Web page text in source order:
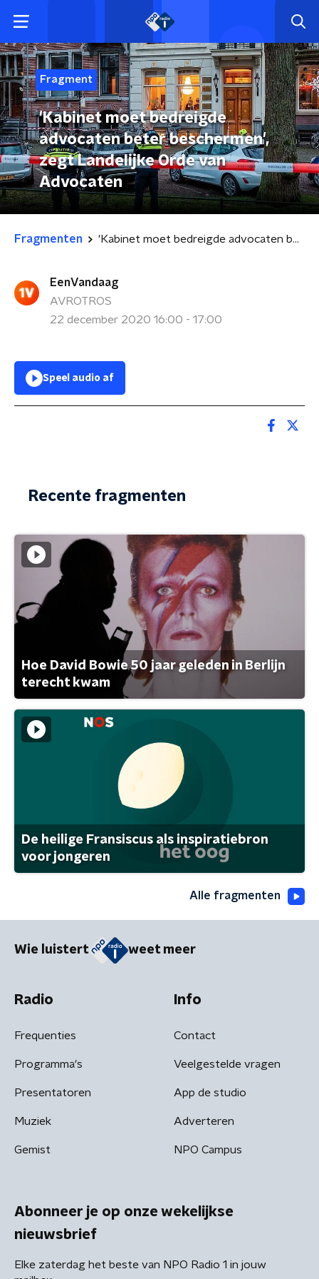
Fragment
'Kabinet moet bedreigde
advocaten beter beschermen',
zegt Landelijke Orde van
Advocaten
Fragmenten 'Kabinet moet bedreigde advocaten beter beschermen', zegt Landelijke Orde van Advocaten
EenVandaag
AVROTROS
22 december 2020 16:00 - 17:00
Speel audio af
Recente fragmenten
Hoe David Bowie 50 jaar geleden in Berlijn
terecht kwam
De heilige Fransiscus als inspiratiebron
voor jongeren
Alle fragmenten
Wie luistert weet meer
Radio
Frequenties
Programma's
Presentatoren
Muziek
Gemist
Info
Contact
Veelgestelde vragen
App de studio
Adverteren
NPO Campus
Abonneer je op onze wekelijkse
nieuwsbrief
Elke zaterdag het beste van NPO Radio 1 in jouw